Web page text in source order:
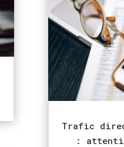
Trafic
: